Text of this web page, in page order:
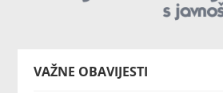
VAŽNE OBAVIJESTI